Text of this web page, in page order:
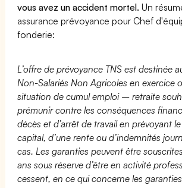
vous avez un accident mortel. Un
assurance prévoyance pour Chef
fonderie:
L’offre de prévoyance TNS est destinée
Non-Salariés Non Agricoles en exercice
situation de cumul emploi – retraite
prémunir contre les conséquences
décès et d’arrêt de travail en prévoyant
capital, d’une rente ou d’indemnités
cas. Les garanties peuvent être
ans sous réserve d’être en activité
cessent, en ce qui concerne les